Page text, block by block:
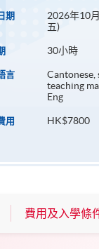
期
2026年10
五)
30小時
言
teaching
Eng
用 HK$7800
費用及入學條